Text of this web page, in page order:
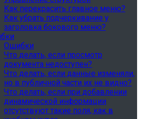
Как перекрасить главное меню?
Как убрать подчеркивание у
заголовка бокового меню?
Ошибки
Что делать, если просмотр
документа недоступен?
Что делать, если данные изменяли,
но в публичной части их не видно?
Что делать, если при добавлении
динамической информации
отсутствуют такие поля, как в